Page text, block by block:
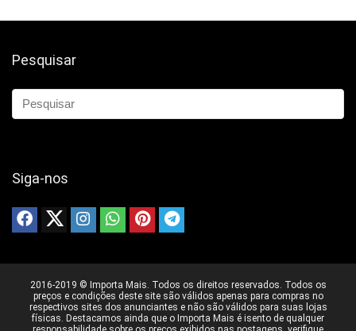
Pesquisar
Siga-nos
2016-2019 © Importa Mais. Todos os direitos reservados. Todos os
preços e condições deste site são válidos apenas para compras no
respectivos sites dos anunciantes e não são válidos para suas lojas
físicas. Destacamos ainda que o Importa Mais é isento de qualquer